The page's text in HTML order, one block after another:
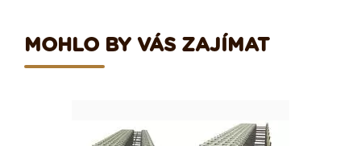
MOHLO BY VÁS ZAJÍMAT